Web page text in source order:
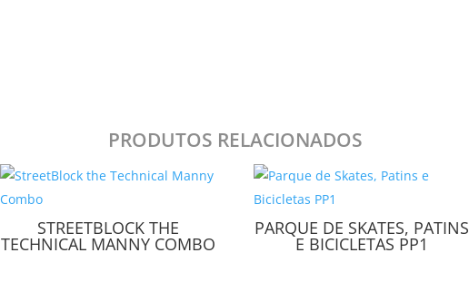
PRODUTOS RELACIONADOS
STREETBLOCK THE
TECHNICAL MANNY COMBO
PARQUE DE SKATES, PATINS
E BICICLETAS PP1